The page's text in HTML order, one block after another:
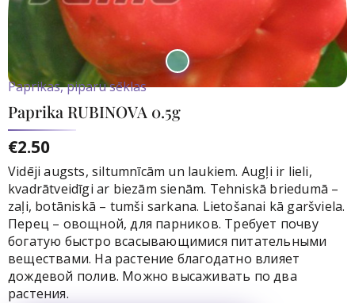
Paprikas, piparu sēklas
Paprika RUBINOVA 0.5g
€2.50
Vidēji augsts, siltumnīcām un laukiem. Augļi ir lieli,
kvadrātveidīgi ar biezām sienām. Tehniskā briedumā –
zaļi, botāniskā – tumši sarkana. Lietošanai kā garšviela.
Перец – овощной, для парников. Требует почву
богатую быстро всасывающимися питательными
веществами. На растение благодатно влияет
дождевой полив. Можно высаживать по два
растения.